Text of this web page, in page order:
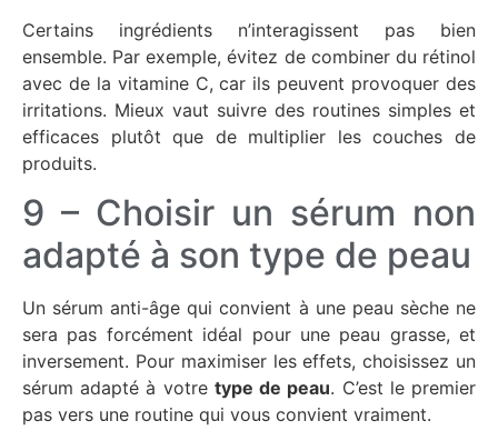
Certains ingrédients n’interagissent pas bien
ensemble. Par exemple, évitez de combiner du rétinol
avec de la vitamine C, car ils peuvent provoquer des
irritations. Mieux vaut suivre des routines simples et
efficaces plutôt que de multiplier les couches de
produits.
9 – Choisir un sérum non
adapté à son type de peau
Un sérum anti-âge qui convient à une peau sèche ne
sera pas forcément idéal pour une peau grasse, et
inversement. Pour maximiser les effets, choisissez un
sérum adapté à votre type de peau. C’est le premier
pas vers une routine qui vous convient vraiment.